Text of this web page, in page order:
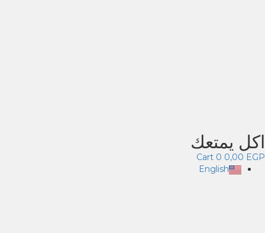
اكل يمتعك
0,00 EGP
0
Cart
English